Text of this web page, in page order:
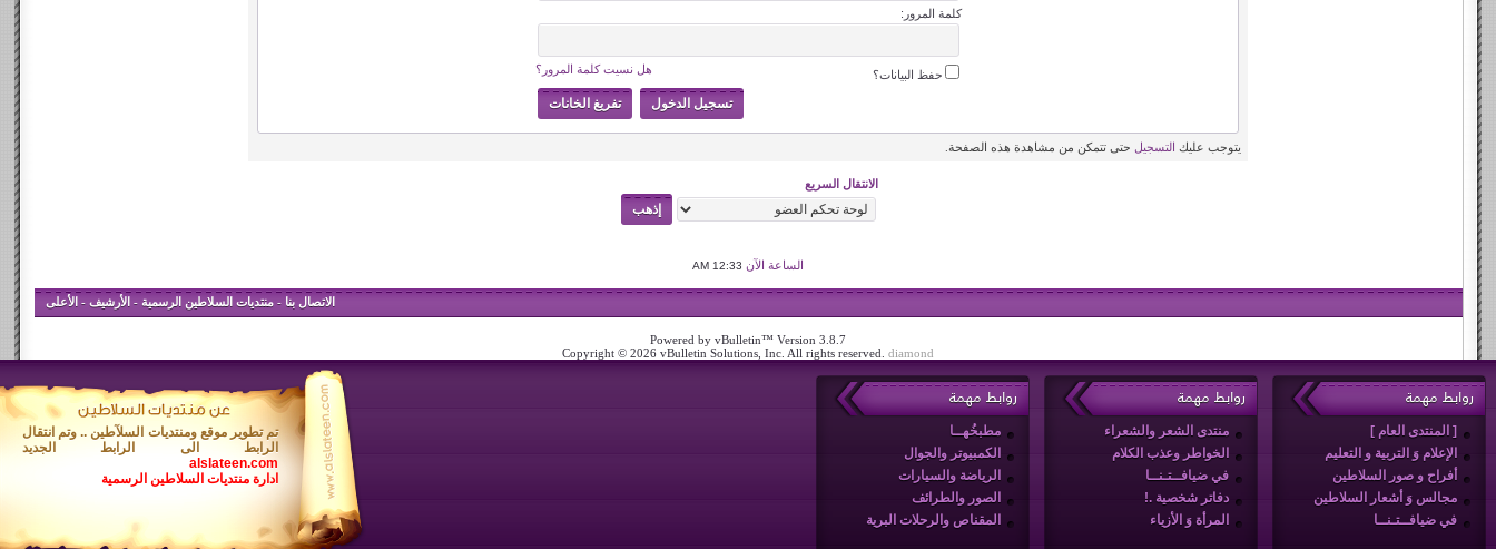
كلمة المرور:
هل نسيت كلمة المرور؟ حفظ البيانات؟
يتوجب عليك التسجيل حتى تتمكن من مشاهدة هذه الصفحة.
الانتقال السريع
الساعة الآن 12:33 AM
الاتصال بنا -منتديات السلاطين الرسمية - الأرشيف - الأعلى
Powered by vBulletin™ Version 3.8.7
Copyright © 2026 vBulletin Solutions, Inc. All rights reserved. diamond
روابط مهمة
[ المنتدى العام ]
الإعلام وَ التربية و التعليم
أفراح و صور السلاطين
مجالس وَ أشعار السلاطين
في ضيافــتـنــا
روابط مهمة
منتدى الشعر والشعراء
الخواطر وعذب الكلام
في ضيافــتـنــا
دفاتر شخصية .!
المرأة وَ الأزياء
روابط مهمة
مطبخُهــا
الكمبيوتر والجوال
الرياضة والسيارات
الصور والطرائف
المقناص والرحلات البرية
تم تطوير موقع ومنتديات السلآطين .. وتم انتقال
الرابط الى الرابط الجديد
alslateen.com
ادارة منتديات السلاطين الرسمية